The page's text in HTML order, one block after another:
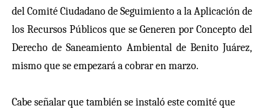
del Comité Ciudadano de Seguimiento a la Aplicación de
los Recursos Públicos que se Generen por Concepto del
Derecho de Saneamiento Ambiental de Benito Juárez,
mismo que se empezará a cobrar en marzo.
Cabe señalar que también se instaló este comité que